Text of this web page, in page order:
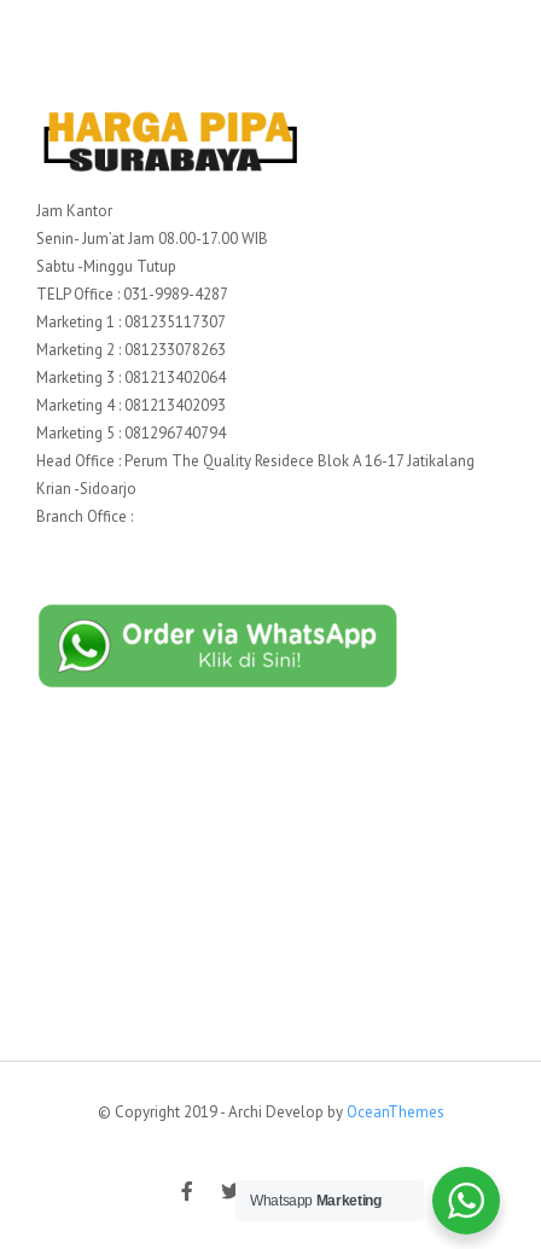
Jam Kantor
Senin- Jum’at Jam 08.00-17.00 WIB
Sabtu -Minggu Tutup
TELP Office : 031-9989-4287
Marketing 1 : 081235117307
Marketing 2 : 081233078263
Marketing 3 : 081213402064
Marketing 4 : 081213402093
Marketing 5 : 081296740794
Head Office : Perum The Quality Residece Blok A 16-17 Jatikalang
Krian -Sidoarjo
Branch Office :
© Copyright 2019 - Archi Develop by OceanThemes
Whatsapp Marketing